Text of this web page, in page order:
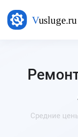
Средние